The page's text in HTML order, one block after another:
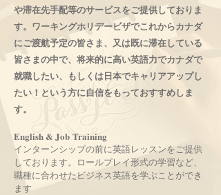
や滞在先手配等のサービスをご提供しておりま
す。ワーキングホリデービザでこれからカナダ
にご渡航予定の皆さま、又は既に滞在している
皆さまの中で、将来的に高い英語力でカナダで
就職したい、もしくは日本でキャリアアップし
たい！という方に自信をもっておすすめしま
す。
English & Job Training
インターンシップの前に英語レッスンをご提供
しております。ロールプレイ形式の学習など、
職種に合わせたビジネス英語を学ぶことができ
ます